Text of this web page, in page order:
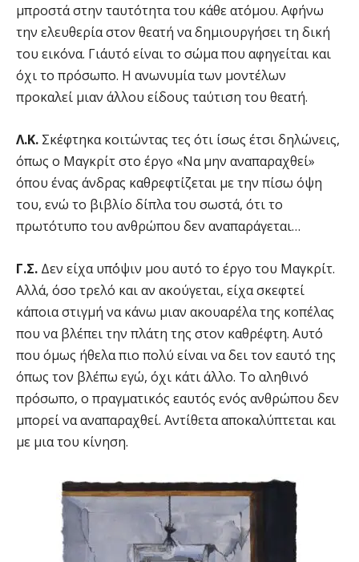
μπροστά στην ταυτότητα του κάθε ατόμου. Αφήνω
την ελευθερία στον θεατή να δημιουργήσει τη δική
του εικόνα. Γι΄αυτό είναι το σώμα που αφηγείται και
όχι το πρόσωπο. Η ανωνυμία των μοντέλων
προκαλεί μιαν άλλου είδους ταύτιση του θεατή.
Λ.Κ. Σκέφτηκα κοιτώντας τες ότι ίσως έτσι δηλώνεις,
όπως ο Μαγκρίτ στο έργο «Να μην αναπαραχθεί»
όπου ένας άνδρας καθρεφτίζεται με την πίσω όψη
του, ενώ το βιβλίο δίπλα του σωστά, ότι το
πρωτότυπο του ανθρώπου δεν αναπαράγεται…
Γ.Σ. Δεν είχα υπ΄όψιν μου αυτό το έργο του Μαγκρίτ.
Αλλά, όσο τρελό και αν ακούγεται, είχα σκεφτεί
κάποια στιγμή να κάνω μιαν ακουαρέλα της κοπέλας
που να βλέπει την πλάτη της στον καθρέφτη. Αυτό
που όμως ήθελα πιο πολύ είναι να δει τον εαυτό της
όπως τον βλέπω εγώ, όχι κάτι άλλο. Το αληθινό
πρόσωπο, ο πραγματικός εαυτός ενός ανθρώπου δεν
μπορεί να αναπαραχθεί. Αντίθετα αποκαλύπτεται και
με μια του κίνηση.